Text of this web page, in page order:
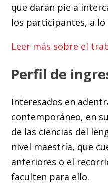
que darán pie a
los participantes, a lo
Leer más sobre el
Perfil de
Interesados en
contemporáneo, en
de las ciencias del
nivel maestría, que
anteriores o el
faculten para ello.